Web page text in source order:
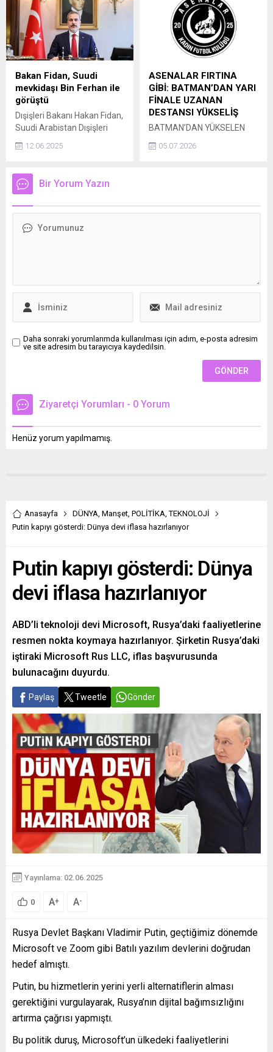
arasında yeni bir ulaşım
dönemini başlatıyor.
nedenleri arasında yarı
yarıya pay sahibi olduğunu
ortaya koydu.
Bakan Fidan, Suudi
mevkidaşı Bin Ferhan ile
görüştü
Dışişleri Bakanı Hakan Fidan,
Suudi Arabistan Dışişleri
telefon görüşmesi yaptı.
12.06.2025
ASENALAR FIRTINA
GİBİ: BATMAN’DAN YARI
FİNALE UZANAN
DESTANSI YÜKSELİŞ
BATMAN’DAN YÜKSELEN
GÜNDEMİNDE Batman’da
05.07.2026
Bir Yorum Yazın
Daha sonraki yorumlarımda kullanılması için adım, e-posta adresim
ve site adresim bu tarayıcıya kaydedilsin.
Ziyaretçi Yorumları - 0 Yorum
Henüz yorum yapılmamış.
Anasayfa DÜNYA Manşet POLİTİKA ,TEKNOLOJİ
Putin kapıyı gösterdi: Dünya devi iflasa hazırlanıyor
Putin kapıyı gösterdi: Dünya
devi iflasa hazırlanıyor
ABD’li teknoloji devi Microsoft, Rusya’daki faaliyetlerine
resmen nokta koymaya hazırlanıyor. Şirketin Rusya’daki
iştiraki Microsoft Rus LLC, iflas başvurusunda
bulunacağını duyurdu.
Paylaş Tweetle Gönder
Yayınlama: 02.06.2025
0 A+ A-
Rusya Devlet Başkanı Vladimir Putin, geçtiğimiz dönemde
Microsoft ve Zoom gibi Batılı yazılım devlerini doğrudan
hedef almıştı.
Putin, bu hizmetlerin yerini yerli alternatiflerin alması
gerektiğini vurgulayarak, Rusya’nın dijital bağımsızlığını
artırma çağrısı yapmıştı.
Bu politik duruş, Microsoft’un ülkedeki faaliyetlerini